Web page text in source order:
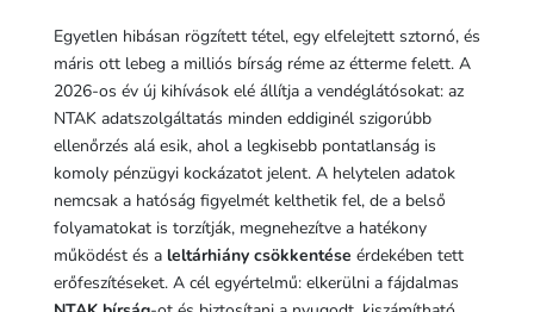
Egyetlen hibásan rögzített tétel, egy elfelejtett sztornó, és
máris ott lebeg a milliós bírság réme az étterme felett. A
2026-os év új kihívások elé állítja a vendéglátósokat: az
NTAK adatszolgáltatás minden eddiginél szigorúbb
ellenőrzés alá esik, ahol a legkisebb pontatlanság is
komoly pénzügyi kockázatot jelent. A helytelen adatok
nemcsak a hatóság figyelmét kelthetik fel, de a belső
folyamatokat is torzítják, megnehezítve a hatékony
működést és a leltárhiány csökkentése érdekében tett
erőfeszítéseket. A cél egyértelmű: elkerülni a fájdalmas